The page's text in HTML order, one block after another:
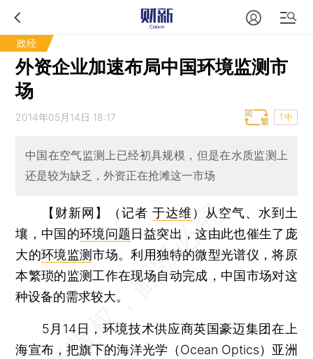
政经
外资企业加速布局中国环境监测市
场
2014年05月14日 18:17 T中
中国在空气监测上已经初具规模，但是在水质监测上
还是较为缺乏，外资正在抢滩这一市场
【财新网】（记者 于达维 ）
从空气、水到土
壤，中国的环境问题日益突出，这由此也催生了庞
大的环境监测市场。利用独特的微型光谱仪，将原
本繁琐的监测工作在现场自动完成，中国市场对这
种设备的需求较大。
5月14日，环境技术供应商英国豪迈集团在上
海宣布，把旗下的海洋光学（Ocean Optics）亚洲